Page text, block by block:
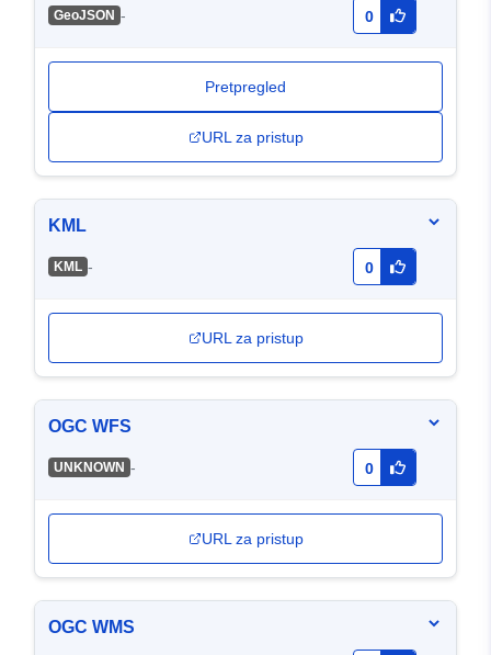
GeoJSON - 0
Pretpregled
URL za pristup
KML
KML - 0
URL za pristup
OGC WFS
UNKNOWN - 0
URL za pristup
OGC WMS